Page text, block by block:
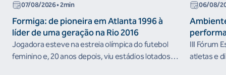
07/08/2026• 2min
Formiga: de pioneira em Atlanta 1996 à
líder de uma geração na Rio 2016
Jogadora esteve na estreia olímpica do futebol
feminino e, 20 anos depois, viu estádios lotados
06/08/
III Fórum
atletas e